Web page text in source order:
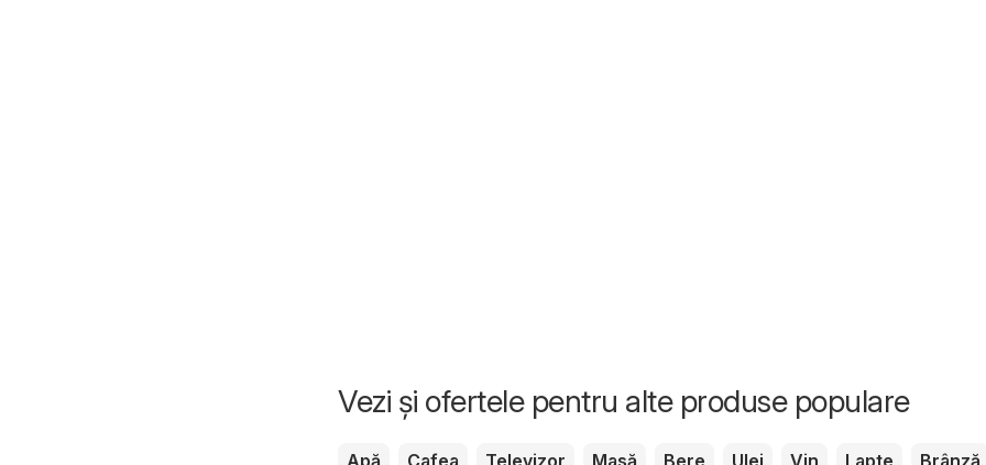
Vezi și ofertele pentru alte produse populare
Apă Cafea Televizor Masă Bere Ulei Vin Lapte Brânză